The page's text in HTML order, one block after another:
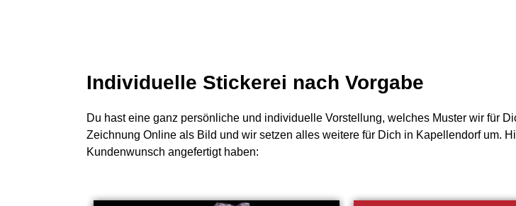
Individuelle Stickerei nach Vorgabe
Du hast eine ganz persönliche und individuelle Vorstellung, welches Muster wir für
Zeichnung Online als Bild und wir setzen alles weitere für Dich in Kapellendorf um.
Kundenwunsch angefertigt haben: